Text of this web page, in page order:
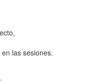
las sesiones.